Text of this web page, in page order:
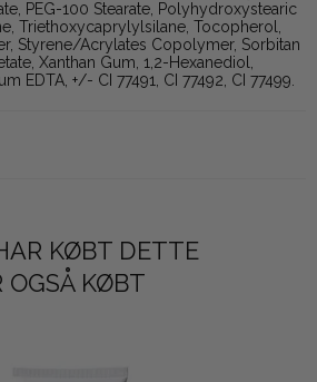
PEG-100 Stearate, Polyhydroxystearic
Triethoxycaprylylsilane, Tocopherol,
Styrene/Acrylates Copolymer, Sorbitan
Xanthan Gum, 1,2-Hexanediol,
EDTA, +/- CI 77491, CI 77492, CI 77499.
KØBT DETTE
OGSÅ KØBT